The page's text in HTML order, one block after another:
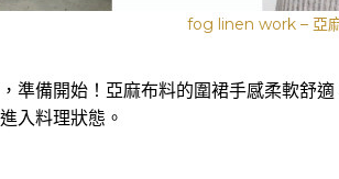
fog linen work – 亞
準備開始！亞麻布料的圍裙手感柔軟舒
入料理狀態。